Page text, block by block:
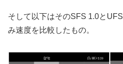
そして以下はそのSFS 1.0と
み速度を比較したもの。